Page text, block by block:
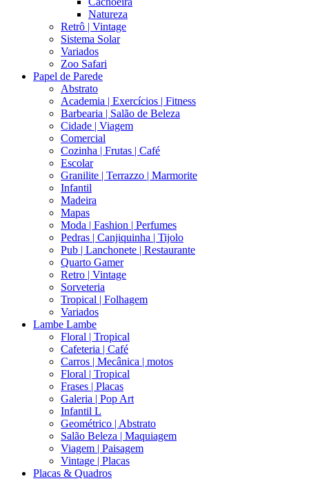
Natureza
Retrô | Vintage
Sistema Solar
Variados
Zoo Safari
Papel de Parede
Abstrato
Academia | Exercícios | Fitness
Barbearia | Salão de Beleza
Cidade | Viagem
Comercial
Cozinha | Frutas | Café
Escolar
Granilite | Terrazzo | Marmorite
Infantil
Madeira
Mapas
Moda | Fashion | Perfumes
Pedras | Canjiquinha | Tijolo
Pub | Lanchonete | Restaurante
Quarto Gamer
Retro | Vintage
Sorveteria
Tropical | Folhagem
Variados
Lambe Lambe
Floral | Tropical
Cafeteria | Café
Carros | Mecânica | motos
Floral | Tropical
Frases | Placas
Galeria | Pop Art
Infantil L
Geométrico | Abstrato
Salão Beleza | Maquiagem
Viagem | Paisagem
Vintage | Placas
Placas & Quadros